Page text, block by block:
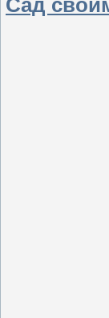
Сад